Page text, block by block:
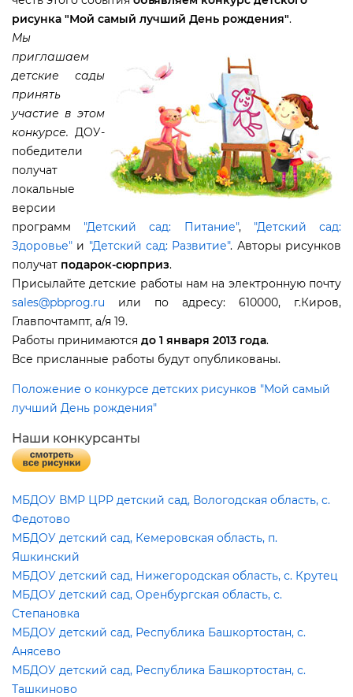
рисунка "Мой самый лучший День рождения".
Мы
приглашаем
детские сады
принять
участие в этом
конкурсе. ДОУ-
победители
получат
локальные
ерсии
программ "Детский сад: Питание", "Детский сад:
Здоровье" и "Детский сад: Развитие". Авторы рисунко
получат подарок-сюрприз.
Присылайте детские работы нам на электронную почту
sales@pbprog.ru или по адресу: 610000, г.Киров,
Главпочтампт, а/я 19.
Работы принимаются до 1 января 2013 года.
се присланные работы будут опубликованы.
Положение о конкурсе детских рисунков "Мой самый
лучший День рождения"
Наши конкурсанты
МБДОУ ВМР ЦРР детский сад, Вологодская область, с.
Федотово
МБДОУ детский сад, Кемеровская область, п.
Яшкинский
МБДОУ детский сад, Нижегородская область, с. Крутец
МБДОУ детский сад, Оренбургская область, с.
Степановка
МБДОУ детский сад, Республика Башкортостан, с.
Анясево
МБДОУ детский сад, Республика Башкортостан, с.
Ташкиново